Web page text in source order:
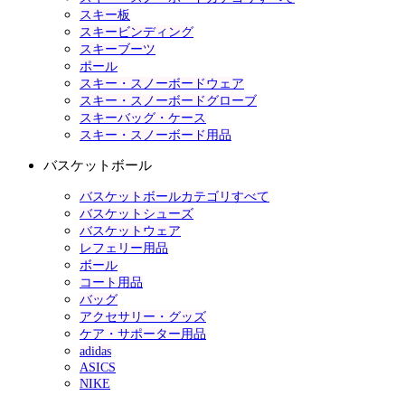
スキー板
スキービンディング
スキーブーツ
ポール
スキー・スノーボードウェア
スキー・スノーボードグローブ
スキーバッグ・ケース
スキー・スノーボード用品
バスケットボール
バスケットボールカテゴリすべて
バスケットシューズ
バスケットウェア
レフェリー用品
ボール
コート用品
バッグ
アクセサリー・グッズ
ケア・サポーター用品
adidas
ASICS
NIKE